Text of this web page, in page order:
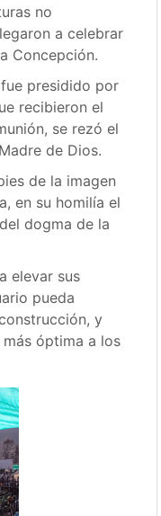
no
a celebrar
Concepción.
presidido por
recibieron el
se rezó el
de Dios.
de la imagen
en su homilía el
dogma de la
elevar sus
pueda
y
óptima a los